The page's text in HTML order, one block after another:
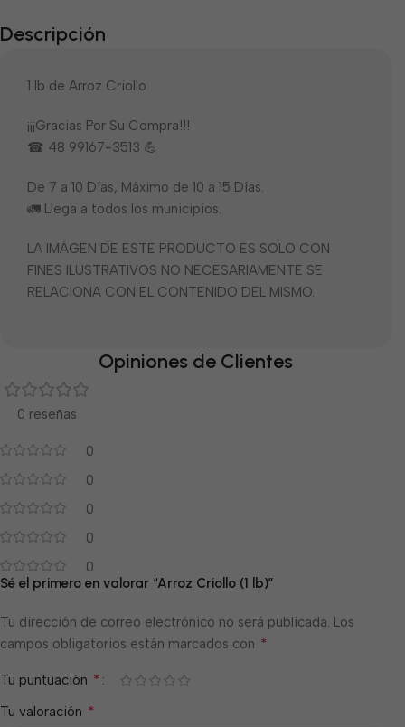
Descripción
1 lb de Arroz Criollo
¡¡¡Gracias Por Su Compra!!!
☎ 48 99167-3513 💪
De 7 a 10 Días, Máximo de 10 a 15 Días.
🚛 Llega a todos los municipios.
LA IMÁGEN DE ESTE PRODUCTO ES SOLO CON
FINES ILUSTRATIVOS NO NECESARIAMENTE SE
RELACIONA CON EL CONTENIDO DEL MISMO.
Opiniones de Clientes
0 reseñas
0
0
0
0
0
Sé el primero en valorar “Arroz Criollo (1 lb)”
Tu dirección de correo electrónico no será publicada. Los
campos obligatorios están marcados con *
Tu puntuación *
Tu valoración *